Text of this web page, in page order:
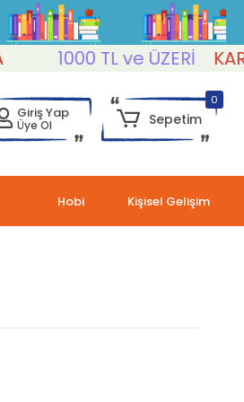
1000 TL ve ÜZERİ KARGO
Giriş Yap
Üye Ol
0
Sepetim
Hobi Kişisel Gelişim